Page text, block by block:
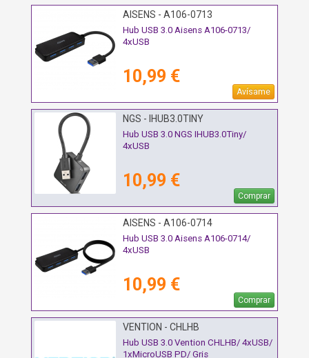
AISENS - A106-0713
Hub USB 3.0 Aisens A106-0713/
4xUSB
10,99 €
Avísame
NGS - IHUB3.0TINY
Hub USB 3.0 NGS IHUB3.0Tiny/
4xUSB
10,99 €
Comprar
AISENS - A106-0714
Hub USB 3.0 Aisens A106-0714/
4xUSB
10,99 €
Comprar
VENTION - CHLHB
Hub USB 3.0 Vention CHLHB/ 4xUSB/
1xMicroUSB PD/ Gris